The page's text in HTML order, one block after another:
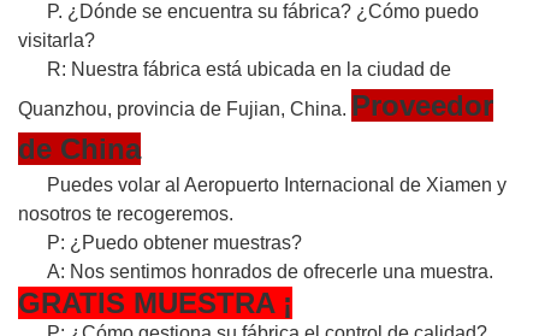
P. ¿Dónde se encuentra su fábrica? ¿Cómo puedo
visitarla?
R: Nuestra fábrica está ubicada en la ciudad de
Quanzhou, provincia de Fujian, China. Proveedor
de China
Puedes volar al Aeropuerto Internacional de Xiamen y
nosotros te recogeremos.
P: ¿Puedo obtener muestras?
A: Nos sentimos honrados de ofrecerle una muestra.
GRATIS MUESTRA ¡